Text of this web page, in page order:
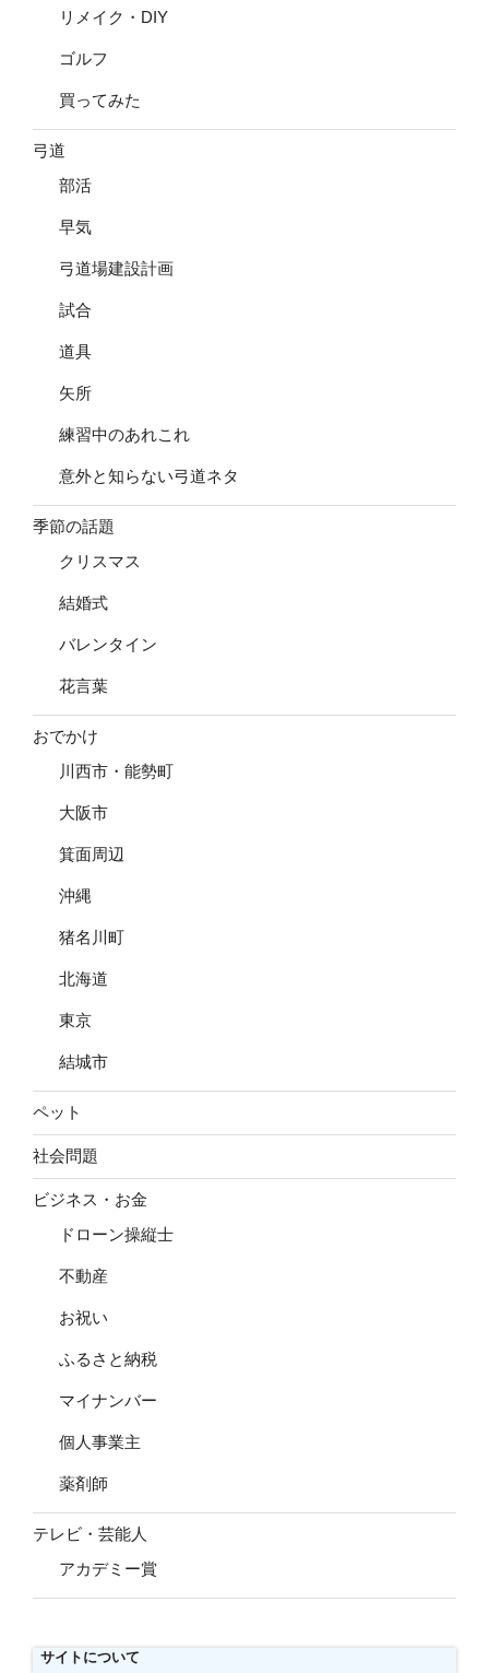
リメイク・DIY
ゴルフ
買ってみた
弓道
部活
早気
弓道場建設計画
試合
道具
矢所
練習中のあれこれ
意外と知らない弓道ネタ
季節の話題
クリスマス
結婚式
バレンタイン
花言葉
おでかけ
川西市・能勢町
大阪市
箕面周辺
沖縄
猪名川町
北海道
東京
結城市
ペット
社会問題
ビジネス・お金
ドローン操縦士
不動産
お祝い
ふるさと納税
マイナンバー
個人事業主
薬剤師
テレビ・芸能人
アカデミー賞
サイトについて